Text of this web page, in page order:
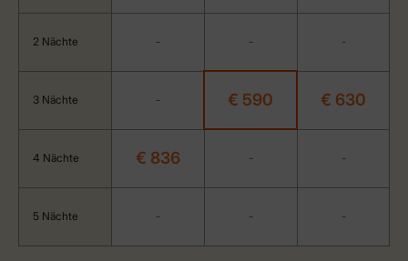
2 Nächte - - -
3 Nächte - € 590 € 630
4 Nächte € 836 - -
5 Nächte - - -